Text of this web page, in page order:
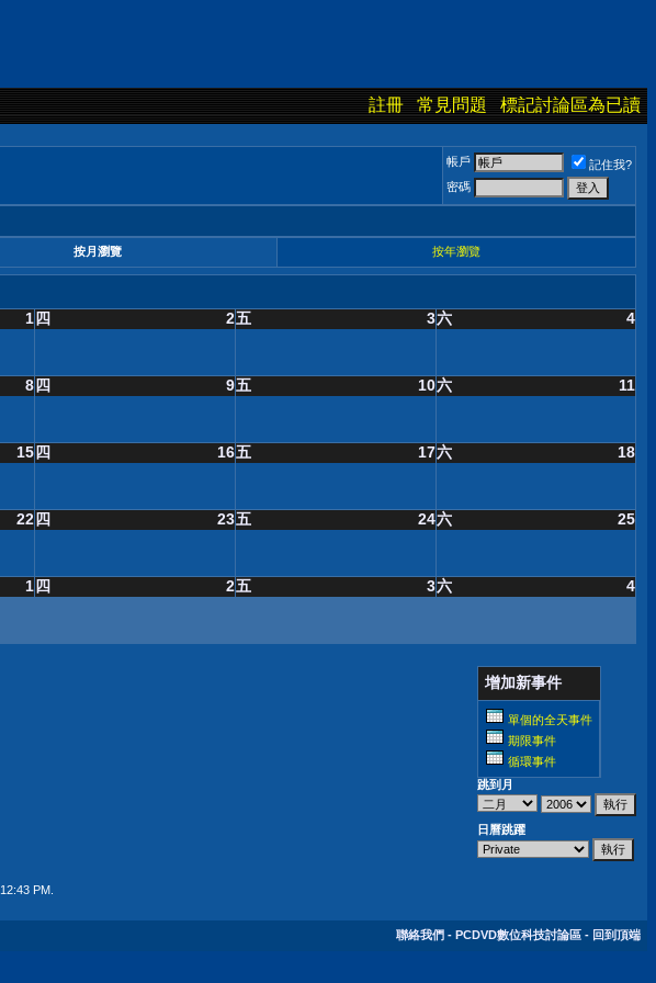
註冊 常見問題 標記討論區為已讀
帳戶
記住我?
密碼
按月瀏覽 按年瀏覽
1 2
四 3
五 4
六
8 9
四 10
五 11
六
15 16
四 17
五 18
六
22 23
四 24
五 25
六
1 2
四 3
五 4
六
增加新事件
單個的全天事件
期限事件
循環事件
跳到月
日曆跳躍
12:43 PM
聯絡我們 - PCDVD數位科技討論區 - 回到頂端